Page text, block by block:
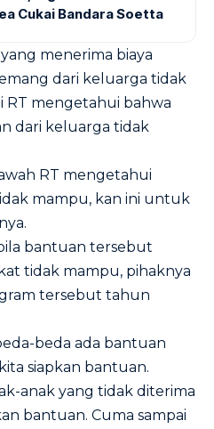
Cukai Bandara Soetta
menerima biaya
dari keluarga tidak
RT mengetahui bahwa
dari keluarga tidak
RT mengetahui
mampu, kan ini untuk
bantuan tersebut
tidak mampu, pihaknya
tersebut tahun
beda ada bantuan
siapkan bantuan.
anak yang tidak diterima
bantuan. Cuma sampai